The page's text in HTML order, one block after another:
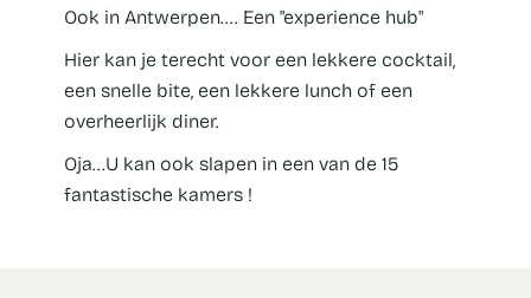
Ook in Antwerpen.... Een "experience hub"
Hier kan je terecht voor een lekkere cocktail,
een snelle bite, een lekkere lunch of een
overheerlijk diner.
Oja...U kan ook slapen in een van de 15
fantastische kamers !